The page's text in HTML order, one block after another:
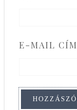
E-MAIL CÍM